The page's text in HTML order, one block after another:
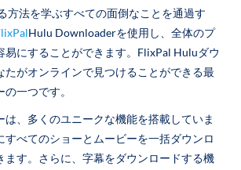
方法を学ぶすべての面倒なことを通過す
Hulu Downloaderを使用し、全体のプ
易にすることができます。FlixPal Huluダウ
たがオンラインで見つけることができる最
一つです。
は、多くのユニークな機能を搭載していま
すべてのショーとムービーを一括ダウンロ
ます。さらに、字幕をダウンロードする機